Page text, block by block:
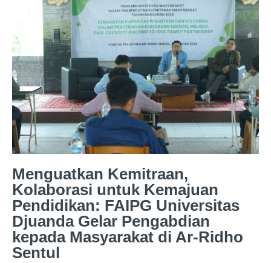
Menguatkan Kemitraan,
Kolaborasi untuk Kemajuan
Pendidikan: FAIPG Universitas
Djuanda Gelar Pengabdian
kepada Masyarakat di Ar-Ridho
Sentul